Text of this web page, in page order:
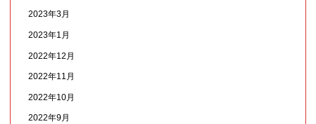
2023年3月
2023年1月
2022年12月
2022年11月
2022年10月
2022年9月